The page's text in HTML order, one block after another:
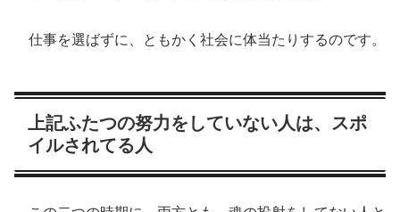
仕事を選ばずに、ともかく社会に体当たりするのです。
上記ふたつの努力をしていない人は、スポ
イルされてる人